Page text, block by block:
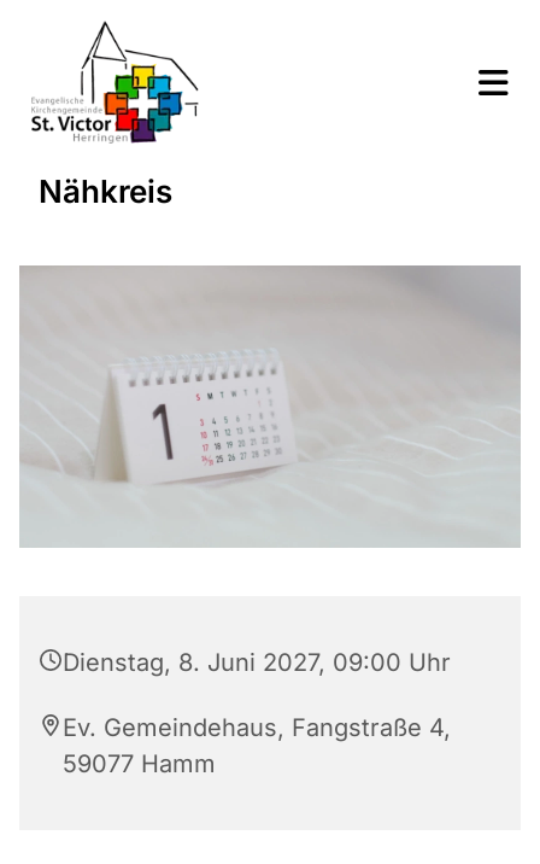
Nähkreis
Dienstag, 8. Juni 2027, 09:00 Uhr
Ev. Gemeindehaus, Fangstraße 4,
59077 Hamm